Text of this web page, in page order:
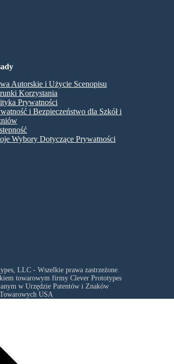
Autorskie i Użycie Scenopisu
Korzystania
Prywatności
i Bezpieczeństwo dla Szkół i
Wybory Dotyczące Prywatności
LLC - Wszelkie prawa zastrzeżone.
towarowym firmy Clever Prototypes
w Urzędzie Patentów i Znaków
Towarowych USA